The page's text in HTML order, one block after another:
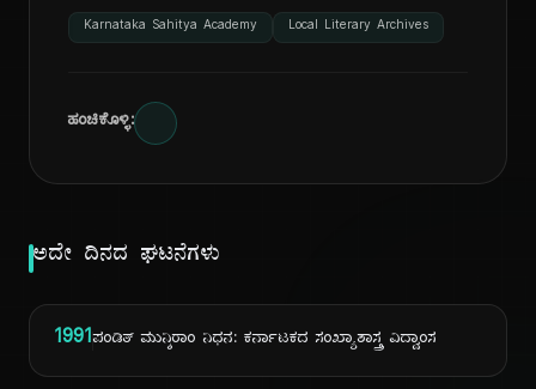
Karnataka Sahitya Academy Local Literary Archives
ಹಂಚಿಕೊಳ್ಳಿ:
ಅದೇ ದಿನದ ಘಟನೆಗಳು
1991ಪಂಡಿತ್ ಮುನ್ಶಿರಾಂ ನಿಧನ: ಕರ್ನಾಟಕದ ಸಂಖ್ಯಾಶಾಸ್ತ್ರ ವಿದ್ವಾಂಸ